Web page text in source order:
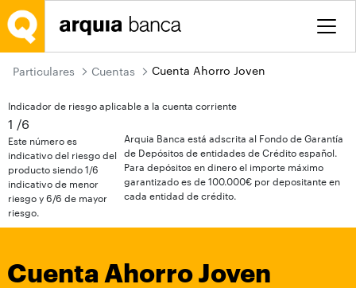
Saltar al contenido principal
Particulares Cuentas Cuenta Ahorro Joven
Indicador de riesgo aplicable a la cuenta corriente
1 /6
Este número es
indicativo del riesgo del
producto siendo 1/6
indicativo de menor
riesgo y 6/6 de mayor
riesgo.
Arquia Banca está adscrita al Fondo de Garantía
de Depósitos de entidades de Crédito español.
Para depósitos en dinero el importe máximo
garantizado es de 100.000€ por depositante en
cada entidad de crédito.
Cuenta Ahorro Joven